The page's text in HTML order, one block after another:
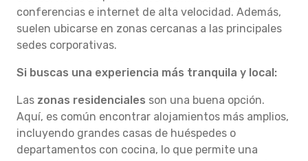
conferencias e internet de alta velocidad. Además,
suelen ubicarse en zonas cercanas a las principales
sedes corporativas.
Si buscas una experiencia más tranquila y local:
Las zonas residenciales son una buena opción.
Aquí, es común encontrar alojamientos más amplios,
incluyendo grandes casas de huéspedes o
departamentos con cocina, lo que permite una